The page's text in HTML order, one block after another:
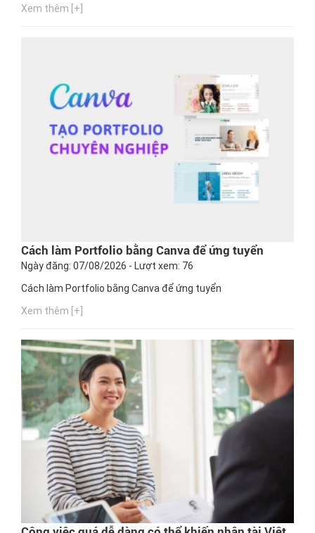
Xem thêm [+]
Cách làm Portfolio bằng Canva để ứng tuyển
Ngày đăng: 07/08/2026 - Lượt xem: 76
Cách làm Portfolio bằng Canva để ứng tuyển
Xem thêm [+]